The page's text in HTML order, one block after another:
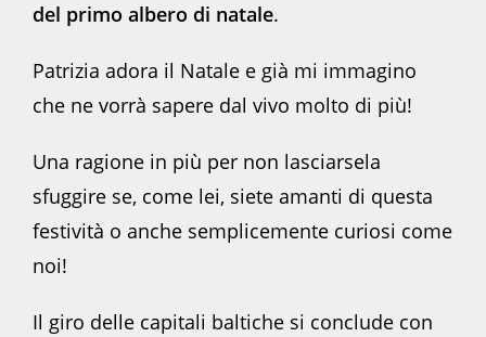
del primo albero di natale.
Patrizia adora il Natale e già mi immagino
che ne vorrà sapere dal vivo molto di più!
Una ragione in più per non lasciarsela
sfuggire se, come lei, siete amanti di questa
festività o anche semplicemente curiosi come
noi!
Il giro delle capitali baltiche si conclude con